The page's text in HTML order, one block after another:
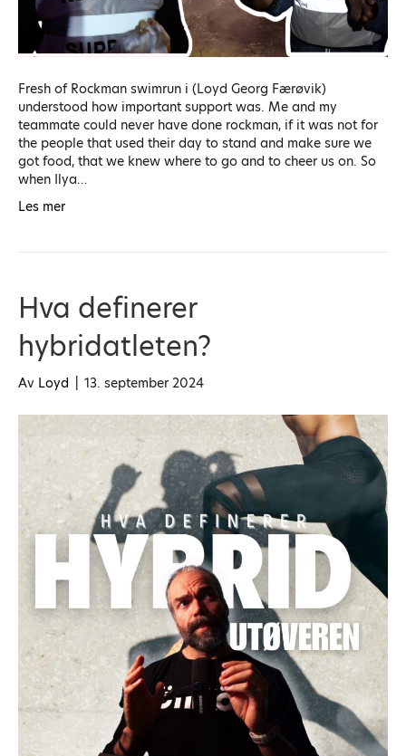
Fresh of Rockman swimrun i (Loyd Georg Færøvik)
understood how important support was. Me and my
teammate could never have done rockman, if it was not for
the people that used their day to stand and make sure we
got food, that we knew where to go and to cheer us on. So
when Ilya…
Les mer
Hva definerer
hybridatleten?
Av Loyd 13. september 2024